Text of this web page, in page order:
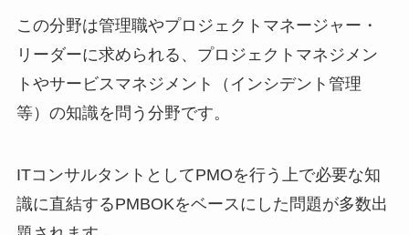
この分野は管理職やプロジェクトマネージャー・
リーダーに求められる、 プロジェクトマネジメン
トやサービスマネジメント（インシデント管理
等）の知識を問う分野です。
ITコンサルタントとしてPMOを行う上で必要な知
識に直結するPMBOKをベースにした問題が多数出